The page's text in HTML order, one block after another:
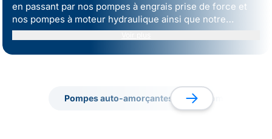
en passant par nos pompes à engrais prise de force et
nos pompes à moteur hydraulique ainsi que notre
réputéePompe ANNOVI®, notre large gamme couvre
Pompes auto-amorçantes
Pompes auto-amorçantes
Pompes sur
Pompes sur